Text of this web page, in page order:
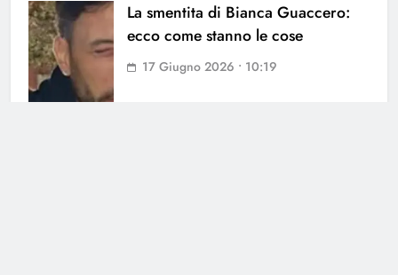
La smentita di Bianca Guaccero:
ecco come stanno le cose
17 Giugno 2026 • 10:19